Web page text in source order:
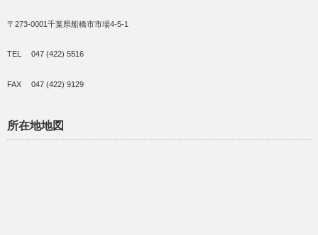
〒273-0001千葉県船橋市市場4-5-1
TEL 047 (422) 5516
FAX 047 (422) 9129
所在地地図